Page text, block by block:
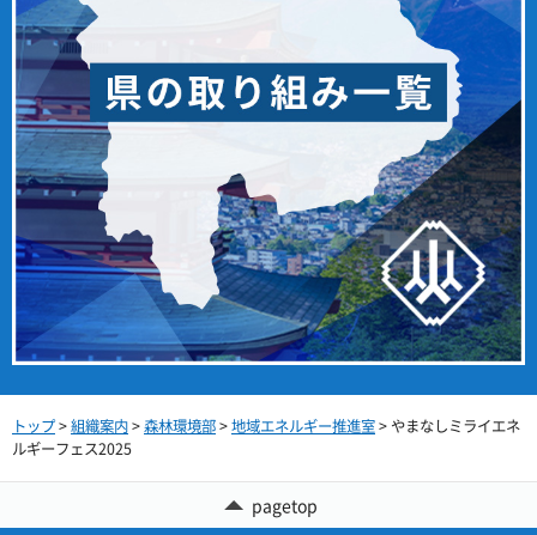
トップ>組織案内>森林環境部>地域エネルギー推進室> やまなしミライエネ
ルギーフェス2025
pagetop